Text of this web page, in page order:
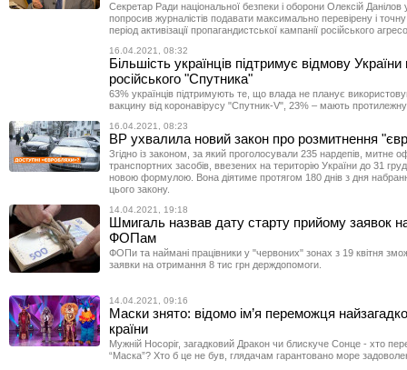
Секретар Ради національної безпеки і оборони Олексій
попросив журналістів подавати максимально перевірену і
період активізації пропагандистської кампанії російського
16.04.2021, 08:32
Більшість українців підтримує відмову України
російського "Спутника"
63% українців підтримують те, що влада не планує
вакцину від коронавірусу "Спутник-V", 23% – мають
16.04.2021, 08:23
ВР ухвалила новий закон про розмитнення
Згідно із законом, за який проголосували 235 нардепів, митне
транспортних засобів, ввезених на територію України до 31
новою формулою. Вона діятиме протягом 180 днів з дня
цього закону.
14.04.2021, 19:18
Шмигаль назвав дату старту прийому заявок
ФОПам
ФОПи та наймані працівники у "червоних" зонах з 19 квітня
заявки на отримання 8 тис грн держдопомоги.
14.04.2021, 09:16
Маски знято: відомо ім’я переможця
країни
Мужній Носоріг, загадковий Дракон чи блискуче Сонце - хто
“Маска”? Хто б це не був, глядачам гарантовано море